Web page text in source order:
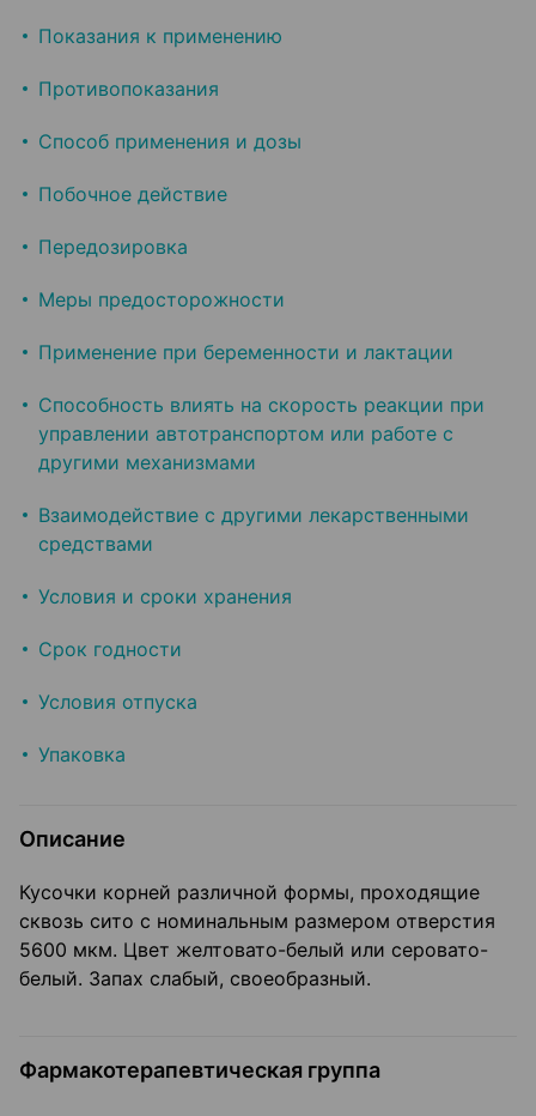
Показания к применению
Противопоказания
Способ применения и дозы
Побочное действие
Передозировка
Меры предосторожности
Применение при беременности и лактации
Способность влиять на скорость реакции при
управлении автотранспортом или работе с
другими механизмами
Взаимодействие с другими лекарственными
средствами
Условия и сроки хранения
Срок годности
Условия отпуска
Упаковка
Описание
Кусочки корней различной формы, проходящие
сквозь сито с номинальным размером отверстия
5600 мкм. Цвет желтовато-белый или серовато-
белый. Запах слабый, своеобразный.
Фармакотерапевтическая группа